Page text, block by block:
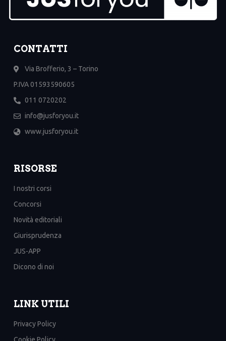
CONTATTI
Via Brofferio, 3 – Torino
P.IVA 01593590605
011 0720202
info@jusforyou.it
www.jusforyou.it
RISORSE
I nostri corsi
Concorsi
Novità editoriali
Giurisprudenza
JUS-APP
Dicono di noi
LINK UTILI
Privacy Policy